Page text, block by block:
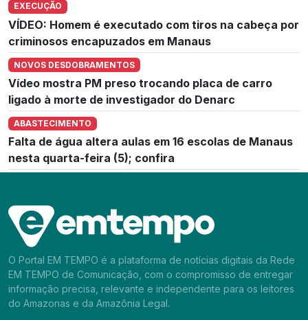
EXECUÇÃO
VÍDEO: Homem é executado com tiros na cabeça por
criminosos encapuzados em Manaus
NOVOS DESDOBRAMENTOS
Vídeo mostra PM preso trocando placa de carro
ligado à morte de investigador do Denarc
ABASTECIMENTO
Falta de água altera aulas em 16 escolas de Manaus
nesta quarta-feira (5); confira
O Portal EM TEMPO é a plataforma de notícias digitais da Rede
EM TEMPO de Comunicação, com o compromisso de entregar
informação precisa, relevante e independente para os leitores
do Amazonas e da Amazônia Legal.